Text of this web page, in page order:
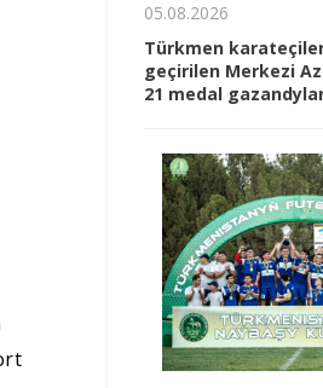
05.08.2026
Türkmen
geçirilen Merkezi
21 medal